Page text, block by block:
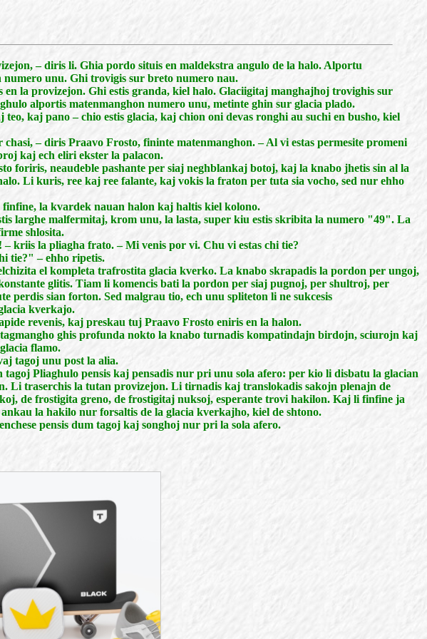
– diris li. Ghia pordo situis en maldekstra angulo de la halo. Alportu
numero unu. Ghi trovigis sur breto numero nau.
en la provizejon. Ghi estis granda, kiel halo. Glaciigitaj manghajhoj trovighis sur
alportis matenmanghon numero unu, metinte ghin sur glacia plado.
kaj pano – chio estis glacia, kaj chion oni devas ronghi au suchi en busho, kiel
– diris Praavo Frosto, fininte matenmanghon. – Al vi estas permesite promeni
kaj ech eliri ekster la palacon.
foriris, neaudeble pashante per siaj neghblankaj botoj, kaj la knabo jhetis sin al la
Li kuris, ree kaj ree falante, kaj vokis la fraton per tuta sia vocho, sed nur ehho
finfine, la kvardek nauan halon kaj haltis kiel kolono.
larghe malfermitaj, krom unu, la lasta, super kiu estis skribita la numero "49". La
shlosita.
kriis la pliagha frato. – Mi venis por vi. Chu vi estas chi tie?
tie?" – ehho ripetis.
el kompleta trafrostita glacia kverko. La knabo skrapadis la pordon per ungoj,
glitis. Tiam li komencis bati la pordon per siaj pugnoj, per shultroj, per
perdis sian forton. Sed malgrau tio, ech unu spliteton li ne sukcesis
kverkajo.
revenis, kaj preskau tuj Praavo Frosto eniris en la halon.
ghis profunda nokto la knabo turnadis kompatindajn birdojn, sciurojn kaj
flamo.
tagoj unu post la alia.
Pliaghulo pensis kaj pensadis nur pri unu sola afero: per kio li disbatu la glacian
Li traserchis la tutan provizejon. Li tirnadis kaj translokadis sakojn plenajn de
de frostigita greno, de frostigitaj nuksoj, esperante trovi hakilon. Kaj li finfine ja
la hakilo nur forsaltis de la glacia kverkajho, kiel de shtono.
pensis dum tagoj kaj songhoj nur pri la sola afero.